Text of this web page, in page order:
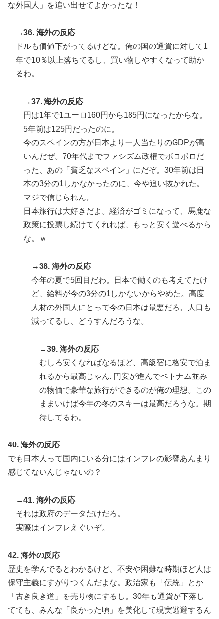
な外国人」を追い出せてよかったな！
→36. 海外の反応
ドルも価値下がってるけどな。俺の国の通貨に対して1
年で10％以上落ちてるし、買い物しやすくなって助か
るわ。
→37. 海外の反応
円は1年で1ユーロ160円から185円になったからな。
5年前は125円だったのに。
今のスペインの方が日本より一人当たりのGDPが高
いんだぜ。70年代までファシズム政権でボロボロだ
った、あの「貧乏なスペイン」にだぞ。30年前は日
本の3分の1しかなかったのに、今や追い抜かれた。
マジで信じられん。
日本旅行は大好きだよ。経済がゴミになって、馬鹿な
政策に投票し続けてくれれば、もっと安く遊べるから
な。ｗ
→38. 海外の反応
今年の夏で5回目だわ。日本で働くのも考えてたけ
ど、給料が今の3分の1しかないからやめた。高度
人材の外国人にとって今の日本は最悪だろ。人口も
減ってるし、どうすんだろうな。
→39. 海外の反応
むしろ安くなればなるほど、高級宿に格安で泊ま
れるから最高じゃん. 円安が進んでベトナム並み
の物価で豪華な旅行ができるのが俺の理想。この
ままいけば今年の冬のスキーは最高だろうな。期
待してるわ。
40. 海外の反応
でも日本人って国内にいる分にはインフレの影響あんまり
感じてないんじゃないの？
→41. 海外の反応
それは政府のデータだけだろ。
実際はインフレえぐいぞ。
42. 海外の反応
歴史を学んでるとわかるけど、不安や困難な時期ほど人は
保守主義にすがりつくんだよな。政治家も「伝統」とか
「古き良き道」を売り物にするし。30年も通貨が下落し
てても、みんな「良かった頃」を美化して現実逃避するん